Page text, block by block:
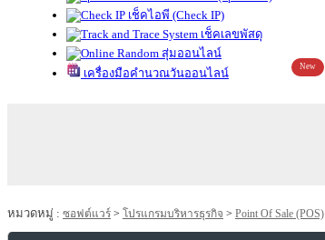
เช็คไอพี (Check IP)
เช็คเลขพัสดุ
สุ่มออนไลน์
เครื่องมือคำนวณวันออนไลน์
New
หมวดหมู่ : ซอฟต์แวร์ > โปรแกรมบริหารธุรกิจ > Point Of Sale (POS)